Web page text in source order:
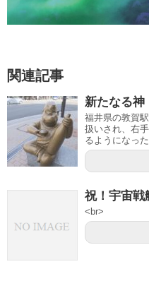
関連記事
新たなる神
福井県の敦賀
扱いされ、右
るようになった
祝！宇宙戦
<br>